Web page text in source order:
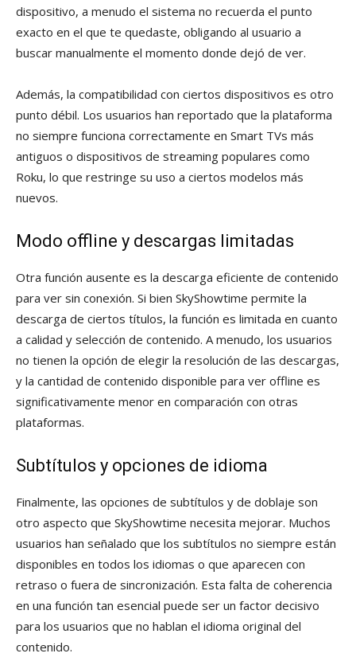
dispositivo, a menudo el sistema no recuerda el punto
exacto en el que te quedaste, obligando al usuario a
buscar manualmente el momento donde dejó de ver.
Además, la compatibilidad con ciertos dispositivos es otro
punto débil. Los usuarios han reportado que la plataforma
no siempre funciona correctamente en Smart TVs más
antiguos o dispositivos de streaming populares como
Roku, lo que restringe su uso a ciertos modelos más
nuevos.
Modo offline y descargas limitadas
Otra función ausente es la descarga eficiente de contenido
para ver sin conexión. Si bien SkyShowtime permite la
descarga de ciertos títulos, la función es limitada en cuanto
a calidad y selección de contenido. A menudo, los usuarios
no tienen la opción de elegir la resolución de las descargas,
y la cantidad de contenido disponible para ver offline es
significativamente menor en comparación con otras
plataformas.
Subtítulos y opciones de idioma
Finalmente, las opciones de subtítulos y de doblaje son
otro aspecto que SkyShowtime necesita mejorar. Muchos
usuarios han señalado que los subtítulos no siempre están
disponibles en todos los idiomas o que aparecen con
retraso o fuera de sincronización. Esta falta de coherencia
en una función tan esencial puede ser un factor decisivo
para los usuarios que no hablan el idioma original del
contenido.